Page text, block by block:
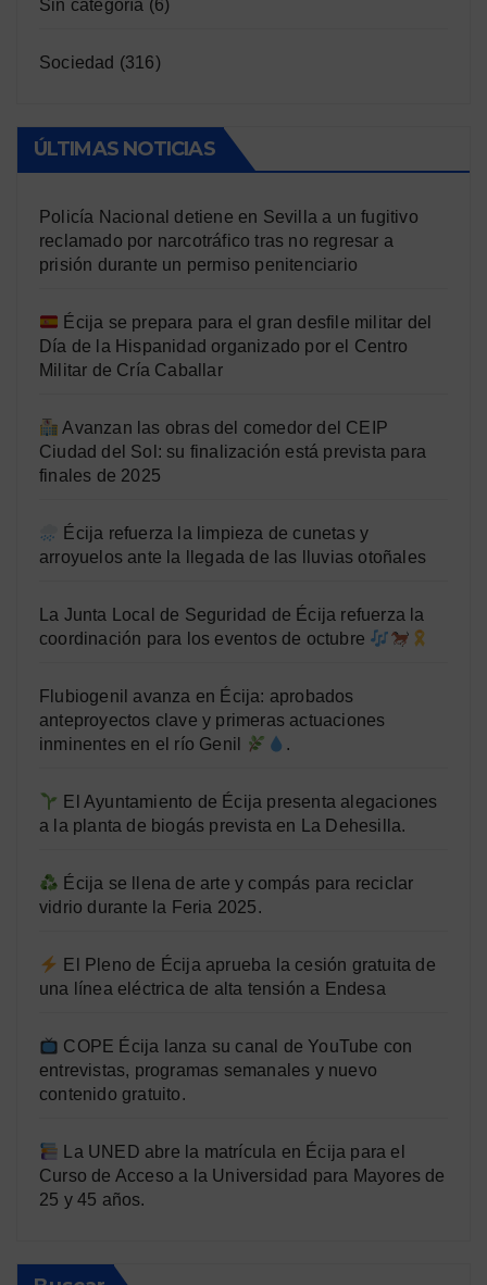
Sin categoría (6)
Sociedad (316)
ÚLTIMAS NOTICIAS
Policía Nacional detiene en Sevilla a un fugitivo
reclamado por narcotráfico tras no regresar a
prisión durante un permiso penitenciario
Écija se prepara para el gran desfile militar del
Día de la Hispanidad organizado por el Centro
Militar de Cría Caballar
Avanzan las obras del comedor del CEIP
Ciudad del Sol: su finalización está prevista para
finales de 2025
Écija refuerza la limpieza de cunetas y
arroyuelos ante la llegada de las lluvias otoñales
La Junta Local de Seguridad de Écija refuerza la
coordinación para los eventos de octubre
Flubiogenil avanza en Écija: aprobados
anteproyectos clave y primeras actuaciones
inminentes en el río Genil
.
El Ayuntamiento de Écija presenta alegaciones
a la planta de biogás prevista en La Dehesilla.
Écija se llena de arte y compás para reciclar
vidrio durante la Feria 2025.
El Pleno de Écija aprueba la cesión gratuita de
una línea eléctrica de alta tensión a Endesa
COPE Écija lanza su canal de YouTube con
entrevistas, programas semanales y nuevo
contenido gratuito.
La UNED abre la matrícula en Écija para el
Curso de Acceso a la Universidad para Mayores de
25 y 45 años.